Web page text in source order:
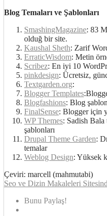
Blog Temaları ve Şablonları
SmashingMagazine: 83
olduğ bir site.
Kaushal Sheth: Zarif
ErraticWisdom: Metin
Scribez: En iyi 10
pinkdesign: Ücretsiz,
Textgarden.org:
Blogger Templates
Blogfashions: Blog
FinalSense: Blogger için
WP Themes: Sadish Bala
şablonları
Drupal Theme Garden:
temalar
Weblog Design: Yüksek
Çeviri: marcell (mahmutabi)
Seo ve Dizin Makaleleri
Bunu Paylaş!